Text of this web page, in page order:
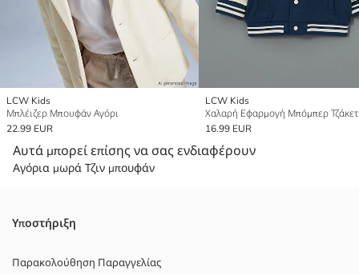
LCW Kids
Μπλέιζερ Μπουφάν Αγόρι
22.99 EUR
LCW Kids
16.99 EUR
Αυτά μπορεί επίσης να σας ενδιαφέρουν
Αγόρια μωρά Τζιν μπουφάν
Υποστήριξη
Παρακολούθηση Παραγγελίας